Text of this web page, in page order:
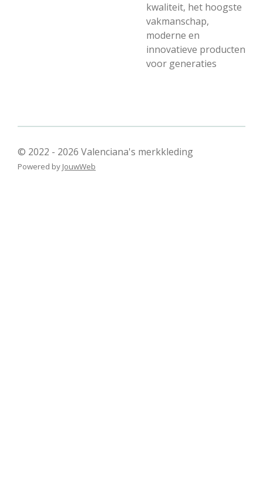
kwaliteit, het hoogste
vakmanschap,
moderne en
innovatieve producten
voor generaties
© 2022 - 2026 Valenciana's merkkleding
Powered by JouwWeb